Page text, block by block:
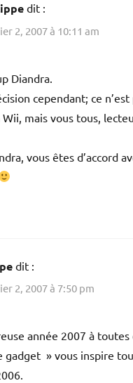
dit :
2, 2007 à 10:11 am
Diandra.
cependant; ce n’est
Wii, mais vous tous,
vous êtes d’accord
dit :
2, 2007 à 7:50 pm
année 2007 à toutes
gadget » vous inspire